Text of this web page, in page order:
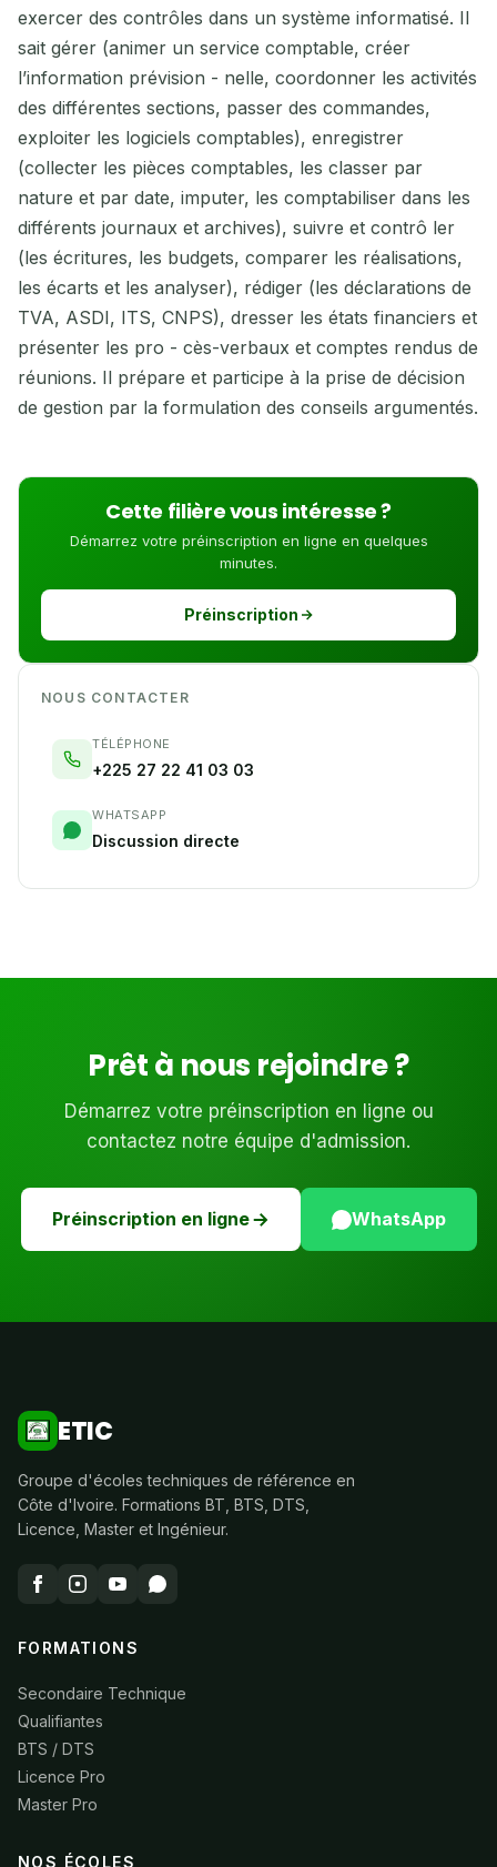
exercer des contrôles dans un système informatisé. Il
sait gérer (animer un service comptable, créer
l’information prévision - nelle, coordonner les activités
des différentes sections, passer des commandes,
exploiter les logiciels comptables), enregistrer
(collecter les pièces comptables, les classer par
nature et par date, imputer, les comptabiliser dans les
différents journaux et archives), suivre et contrô ler
(les écritures, les budgets, comparer les réalisations,
les écarts et les analyser), rédiger (les déclarations de
TVA, ASDI, ITS, CNPS), dresser les états financiers et
présenter les pro - cès-verbaux et comptes rendus de
réunions. Il prépare et participe à la prise de décision
de gestion par la formulation des conseils argumentés.
Cette filière vous intéresse ?
Démarrez votre préinscription en ligne en quelques
minutes.
Préinscription
NOUS CONTACTER
TÉLÉPHONE
+225 27 22 41 03 03
WHATSAPP
Discussion directe
Prêt à nous rejoindre ?
Démarrez votre préinscription en ligne ou
contactez notre équipe d'admission.
Préinscription en ligne WhatsApp
ETIC
Groupe d'écoles techniques de référence en
Côte d'Ivoire. Formations BT, BTS, DTS,
Licence, Master et Ingénieur.
FORMATIONS
Secondaire Technique
Qualifiantes
BTS / DTS
Licence Pro
Master Pro
NOS ÉCOLES